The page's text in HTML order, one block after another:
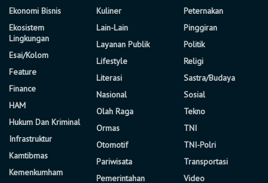
Ekonomi Bisnis
Ekosistem
Lingkungan
Esai/Kolom
Feature
Finance
HAM
Hukum Dan Kriminal
Infrastruktur
Kamtibmas
Kemenkumham
Kuliner
Lain-Lain
Layanan Publik
Lifestyle
Literasi
Nasional
Olah Raga
Ormas
Otomotif
Pariwisata
Pemerintahan
Peternakan
Pinggiran
Politik
Religi
Sastra/Budaya
Sosial
Tekno
TNI
TNI-Polri
Transportasi
Video